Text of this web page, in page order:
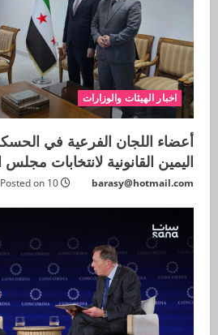
اخبار الهيئات والوزارات
أعضاء اللجان الفرعية في
اليمين القانونية لانتخابات
barasy@hotmail.com